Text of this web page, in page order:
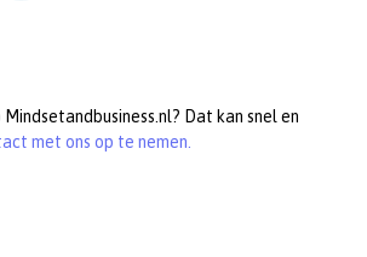
Dat kan snel en
met ons op te nemen.